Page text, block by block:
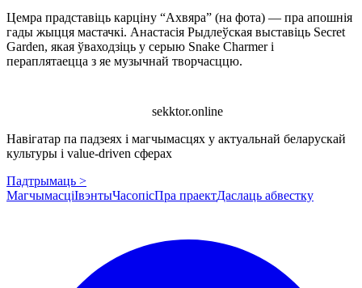
Цемра прадставіць карціну “Ахвяра” (на фота) — пра апошнія
гады жыцця мастачкі. Анастасія Рыдлеўская выставіць Secret
Garden, якая ўваходзіць у серыю Snake Charmer і
пераплятаецца з яе музычнай творчасццю.
sekktor.online
Навігатар па падзеях і магчымасцях у актуальнай беларускай
культуры і value-driven сферах
Падтрымаць >
МагчымасціІвэнтыЧасопісПра праектДаслаць абвестку